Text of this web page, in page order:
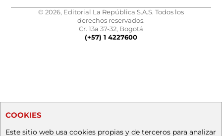
© 2026, Editorial La República S.A.S. Todos los
derechos reservados.
Cr. 13a 37-32, Bogotá
(+57) 1 4227600
COOKIES
Este sitio web usa cookies propias y de terceros para analizar